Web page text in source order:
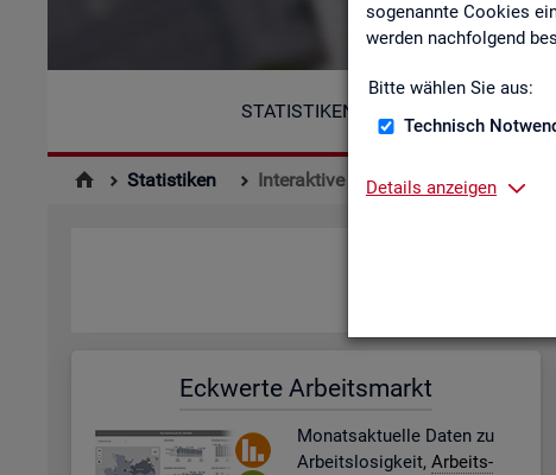
sogenannte Cookies
werden nachfolgend
Bitte wählen Sie aus:
Technisch
Details anzeigen
STATISTIKEN
Statistiken Interaktive Statistiken
Eck­wer­te Ar­beits­markt
Mo­nats­ak­tu­el­le Daten zu
Ar­beits­lo­sig­keit,Ar­beits­